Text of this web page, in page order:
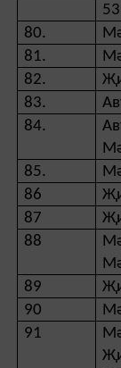
80.
81.
82.
83.
84.
85.
86
87
88
89
90
91